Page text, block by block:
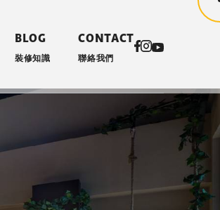
BLOG
裝修知識
CONTACT
聯絡我們